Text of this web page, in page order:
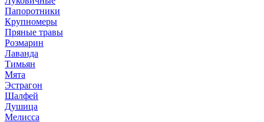
Папоротники
Крупномеры
Пряные травы
Розмарин
Лаванда
Тимьян
Мята
Эстрагон
Шалфей
Душица
Мелисса